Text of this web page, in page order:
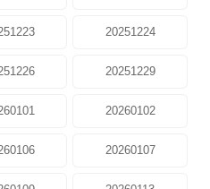
20251224
20251229
20260102
20260107